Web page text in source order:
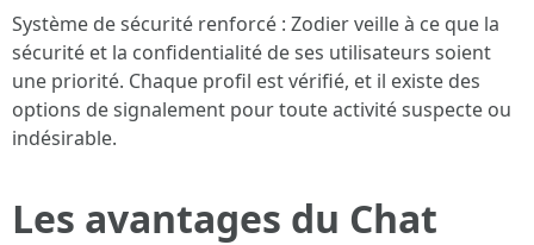
Système de sécurité renforcé : Zodier veille à ce que la
sécurité et la confidentialité de ses utilisateurs soient
une priorité. Chaque profil est vérifié, et il existe des
options de signalement pour toute activité suspecte ou
indésirable.
Les avantages du Chat